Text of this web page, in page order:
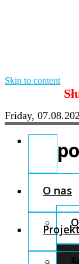
Skip to content
Friday,
O nas